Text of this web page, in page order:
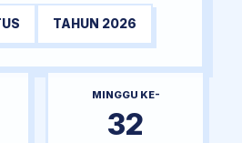
TAHUN 2026
MINGGU KE-
32